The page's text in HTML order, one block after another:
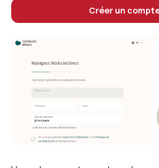
Créer un